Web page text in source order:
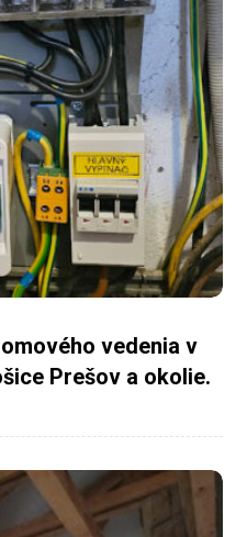
vedenia v
Prešov a okolie.